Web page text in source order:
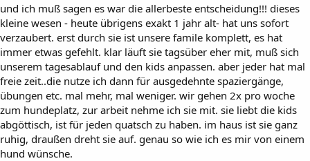
und ich muß sagen es war die allerbeste entscheidung!!! dieses
kleine wesen - heute übrigens exakt 1 jahr alt- hat uns sofort
verzaubert. erst durch sie ist unsere famile komplett, es hat
immer etwas gefehlt. klar läuft sie tagsüber eher mit, muß sich
unserem tagesablauf und den kids anpassen. aber jeder hat mal
freie zeit..die nutze ich dann für ausgedehnte spaziergänge,
übungen etc. mal mehr, mal weniger. wir gehen 2x pro woche
zum hundeplatz, zur arbeit nehme ich sie mit. sie liebt die kids
abgöttisch, ist für jeden quatsch zu haben. im haus ist sie ganz
ruhig, draußen dreht sie auf. genau so wie ich es mir von einem
hund wünsche.